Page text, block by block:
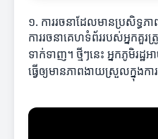
១. ការរចនាដែលមានប្រសិទ្ធភា
ការរចនាគេហទំព័រ​របស់អ្នកគួរ
ទាក់ទាញ។ ថ្មីៗនេះ អ្នកភូមិរដ្ឋ
ធ្វើឲ្យមានភាពងាយស្រួលក្នុងក